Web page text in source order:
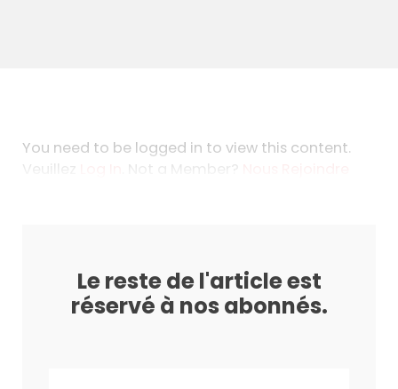
You need to be logged in to view this content.
Veuillez
. Not a Member?
Le reste de l'article est
réservé à nos abonnés.